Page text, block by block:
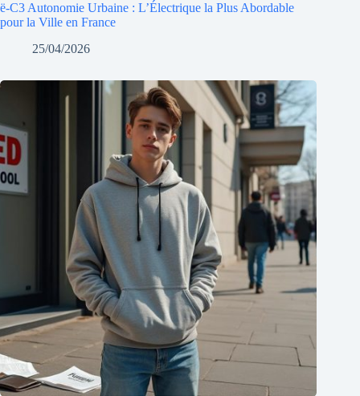
ë-C3 Autonomie Urbaine : L’Électrique la Plus Abordable
pour la Ville en France
25/04/2026